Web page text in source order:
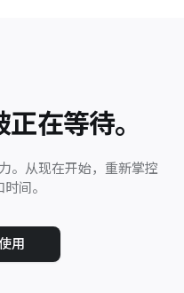
在等待。
。从现在开始，重新掌控
间。
用